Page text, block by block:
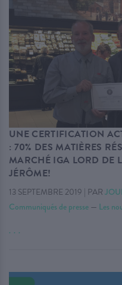
UNE CERTIFICATION
: 70% DES MATIÈRES
MARCHÉ IGA LORD DE
JÉRÔME!
13 SEPTEMBRE 2019 | PAR
Communiqués de presse — Les
. . .